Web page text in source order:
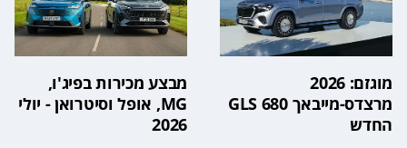
מוגזם: 2026
מרצדס-מייבאך GLS 680
החדש
מבצע מכירות בפיג'ו,
MG, אופל וסיטרואן - יולי
2026